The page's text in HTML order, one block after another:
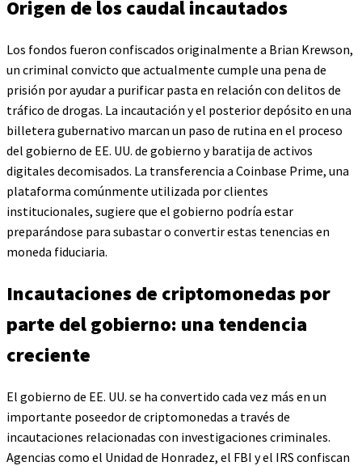
Origen de los caudal incautados
Los fondos fueron confiscados originalmente a Brian Krewson,
un criminal convicto que actualmente cumple una pena de
prisión por ayudar a purificar pasta en relación con delitos de
tráfico de drogas. La incautación y el posterior depósito en una
billetera gubernativo marcan un paso de rutina en el proceso
del gobierno de EE. UU. de gobierno y baratija de activos
digitales decomisados. La transferencia a Coinbase Prime, una
plataforma comúnmente utilizada por clientes
institucionales, sugiere que el gobierno podría estar
preparándose para subastar o convertir estas tenencias en
moneda fiduciaria.
Incautaciones de criptomonedas por
parte del gobierno: una tendencia
creciente
El gobierno de EE. UU. se ha convertido cada vez más en un
importante poseedor de criptomonedas a través de
incautaciones relacionadas con investigaciones criminales.
Agencias como el Unidad de Honradez, el FBI y el IRS confiscan